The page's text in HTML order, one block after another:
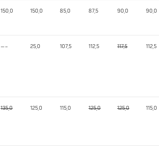
150,0 150,0 85,0 87,5 90,0 90,0
—– 25,0 107,5 112,5 117,5 112,5
135,0 125,0 115,0 125,0 125,0 115,0